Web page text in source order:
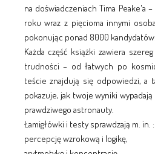
na doświadczeniach Tima Peake'a
roku wraz z pięcioma innymi
pokonując ponad 8000 kandydatów!
Każda część książki zawiera
trudności – od łatwych po
teście znajdują się odpowiedzi, a
pokazuje, jak twoje wyniki
prawdziwego astronauty.
Łamigłówki i testy sprawdzają m. in. :
percepcję wzrokową i logikę,